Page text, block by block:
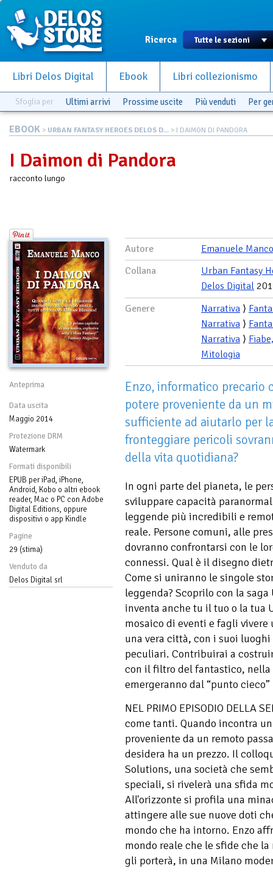
Ricerca
Libri Delos Digital Ebook Libri collezionismo
Sfoglia per Ultimi arrivi Prossime uscite Più venduti Per
EBOOK > URBAN FANTASY HEROES DELOS D... > I DAIMON DI PANDORA
I Daimon di Pandora
racconto lungo
Anteprima
Data uscita
Maggio 2014
Protezione DRM
Watermark
Formati disponibili
EPUB per iPad, iPhone,
Android, Kobo o altri ebook
reader, Mac o PC con Adobe
Digital Editions, oppure
dispositivi o app Kindle
Pagine
29 (stima)
Venduto da
Delos Digital srl
Autore
Emanuele Manco
Collana
Urban Fantasy
Delos Digital
Genere
Narrativa ⟩
Narrativa ⟩
Narrativa ⟩
Mitologia
Enzo, informatico precario
potere proveniente da un
sufficiente ad aiutarlo per
fronteggiare pericoli
della vita quotidiana?
In ogni parte del pianeta, le
sviluppare capacità
leggende più incredibili e
reale. Persone comuni, alle
dovranno confrontarsi con le
connessi. Qual è il disegno
Come si uniranno le singole
leggenda? Scoprilo con la
inventa anche tu il tuo o la tua
mosaico di eventi e fagli
una vera città, con i suoi
peculiari. Contribuirai a
con il filtro del fantastico,
emergeranno dal “punto
NEL PRIMO EPISODIO DELLA
come tanti. Quando incontra
proveniente da un remoto
desidera ha un prezzo. Il
Solutions, una società che
speciali, si rivelerà una sfida
All'orizzonte si profila una
attingere alle sue nuove doti
mondo che ha intorno. Enzo
mondo reale che le sfide che
gli porterà, in una Milano